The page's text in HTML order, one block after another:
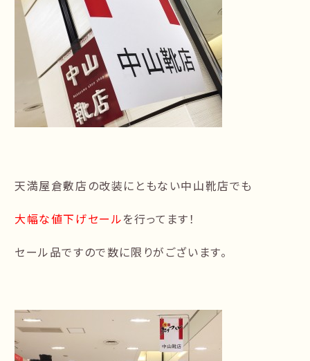
天満屋倉敷店の改装にともない中山靴店でも
大幅な値下げセールを行ってます！
セール品ですので数に限りがございます。